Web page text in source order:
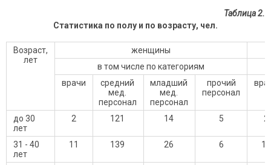
Таблица 2.
Статистика по полу и по возрасту, чел.
Возраст,
лет
женщины
в том числе по категориям
врачи
средний
мед.
персонал
младший
мед.
персонал
прочий
персонал
до 30
лет
2 121 14 5 2
31 - 40
лет
11 139 26 6 12